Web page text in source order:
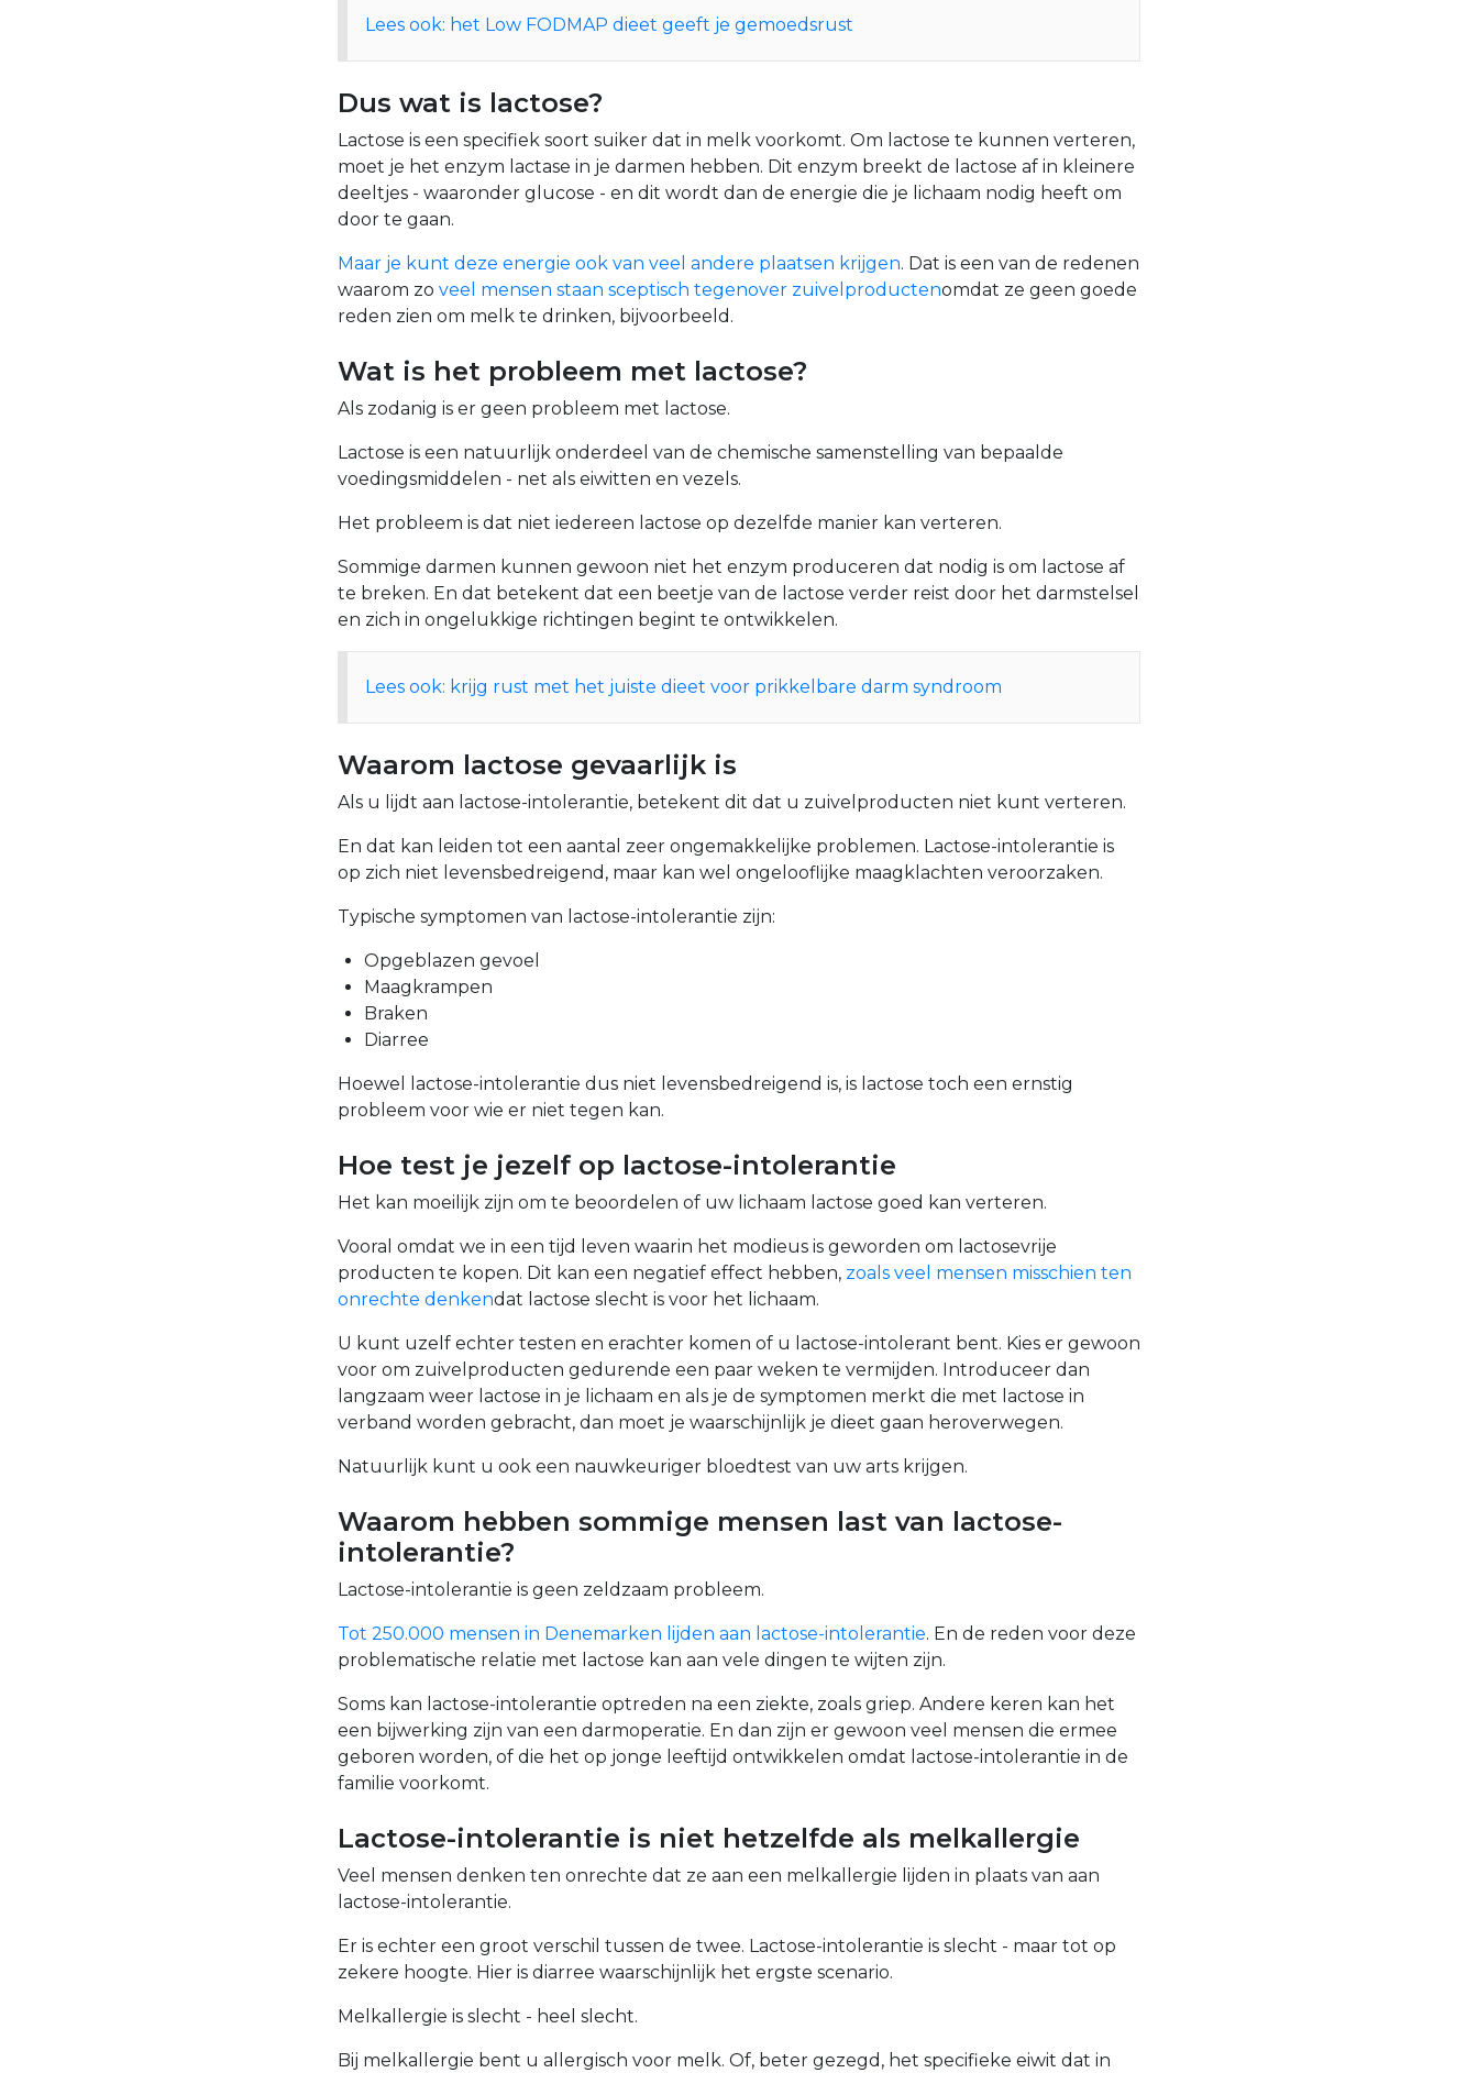
Lees ook: het Low FODMAP dieet geeft je gemoedsrust
Dus wat is lactose?
Lactose is een specifiek soort suiker dat in melk voorkomt. Om lactose te kunnen verteren,
moet je het enzym lactase in je darmen hebben. Dit enzym breekt de lactose af in kleinere
deeltjes - waaronder glucose - en dit wordt dan de energie die je lichaam nodig heeft om
door te gaan.
Maar je kunt deze energie ook van veel andere plaatsen krijgen. Dat is een van de redenen
waarom zo veel mensen staan sceptisch tegenover zuivelproductenomdat ze geen goede
reden zien om melk te drinken, bijvoorbeeld.
Wat is het probleem met lactose?
Als zodanig is er geen probleem met lactose.
Lactose is een natuurlijk onderdeel van de chemische samenstelling van bepaalde
voedingsmiddelen - net als eiwitten en vezels.
Het probleem is dat niet iedereen lactose op dezelfde manier kan verteren.
Sommige darmen kunnen gewoon niet het enzym produceren dat nodig is om lactose af
te breken. En dat betekent dat een beetje van de lactose verder reist door het darmstelsel
en zich in ongelukkige richtingen begint te ontwikkelen.
Lees ook: krijg rust met het juiste dieet voor prikkelbare darm syndroom
Waarom lactose gevaarlijk is
Als u lijdt aan lactose-intolerantie, betekent dit dat u zuivelproducten niet kunt verteren.
En dat kan leiden tot een aantal zeer ongemakkelijke problemen. Lactose-intolerantie is
op zich niet levensbedreigend, maar kan wel ongelooflijke maagklachten veroorzaken.
Typische symptomen van lactose-intolerantie zijn:
Opgeblazen gevoel
Maagkrampen
Braken
Diarree
Hoewel lactose-intolerantie dus niet levensbedreigend is, is lactose toch een ernstig
probleem voor wie er niet tegen kan.
Hoe test je jezelf op lactose-intolerantie
Het kan moeilijk zijn om te beoordelen of uw lichaam lactose goed kan verteren.
Vooral omdat we in een tijd leven waarin het modieus is geworden om lactosevrije
producten te kopen. Dit kan een negatief effect hebben, zoals veel mensen misschien ten
onrechte denkendat lactose slecht is voor het lichaam.
U kunt uzelf echter testen en erachter komen of u lactose-intolerant bent. Kies er gewoon
voor om zuivelproducten gedurende een paar weken te vermijden. Introduceer dan
langzaam weer lactose in je lichaam en als je de symptomen merkt die met lactose in
verband worden gebracht, dan moet je waarschijnlijk je dieet gaan heroverwegen.
Natuurlijk kunt u ook een nauwkeuriger bloedtest van uw arts krijgen.
Waarom hebben sommige mensen last van lactose-
intolerantie?
Lactose-intolerantie is geen zeldzaam probleem.
Tot 250.000 mensen in Denemarken lijden aan lactose-intolerantie. En de reden voor deze
problematische relatie met lactose kan aan vele dingen te wijten zijn.
Soms kan lactose-intolerantie optreden na een ziekte, zoals griep. Andere keren kan het
een bijwerking zijn van een darmoperatie. En dan zijn er gewoon veel mensen die ermee
geboren worden, of die het op jonge leeftijd ontwikkelen omdat lactose-intolerantie in de
familie voorkomt.
Lactose-intolerantie is niet hetzelfde als melkallergie
Veel mensen denken ten onrechte dat ze aan een melkallergie lijden in plaats van aan
lactose-intolerantie.
Er is echter een groot verschil tussen de twee. Lactose-intolerantie is slecht - maar tot op
zekere hoogte. Hier is diarree waarschijnlijk het ergste scenario.
Melkallergie is slecht - heel slecht.
Bij melkallergie bent u allergisch voor melk. Of, beter gezegd, het specifieke eiwit dat in